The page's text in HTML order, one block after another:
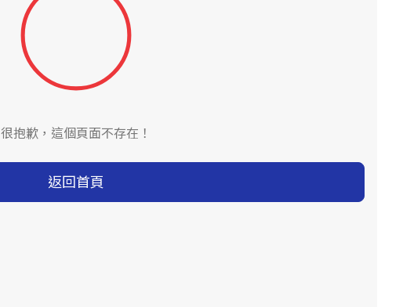
很抱歉，這個頁面不存在！
返回首頁